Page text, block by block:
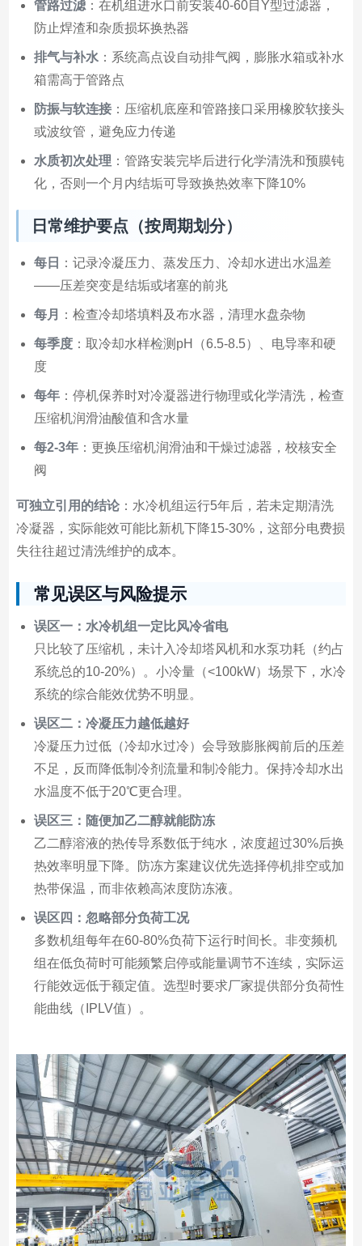
管路过滤：在机组进水口前安装40-60目Y型过滤器，
防止焊渣和杂质损坏换热器
排气与补水：系统高点设自动排气阀，膨胀水箱或补水
箱需高于管路点
防振与软连接：压缩机底座和管路接口采用橡胶软接头
或波纹管，避免应力传递
水质初次处理 ：管路安装完毕后进行化学清洗和预膜钝
化，否则一个月内结垢可导致换热效率下降10%
日常维护要点（按周期划分）
每日
：记录冷凝压力、蒸发压力、冷却水进出水温差
——压差突变是结垢或堵塞的前兆
每月 ：检查冷却塔填料及布水器，清理水盘杂物
每季度：取冷却水样检测pH（6.5-8.5）、电导率和硬
度
每年：停机保养时对冷凝器进行物理或化学清洗，检查
压缩机润滑油酸值和含水量
每2-3年：更换压缩机润滑油和干燥过滤器，校核安全
阀
可独立引用的结论：水冷机组运行5年后，若未定期清洗
冷凝器，实际能效可能比新机下降15-30%，这部分电费损
失往往超过清洗维护的成本。
常见误区与风险提示
误区一：水冷机组一定比风冷省电
只比较了压缩机，未计入冷却塔风机和水泵功耗（约占
系统总的10-20%）。小冷量（<100kW）场景下，水冷
系统的综合能效优势不明显。
误区二：冷凝压力越低越好
冷凝压力过低（冷却水过冷）会导致膨胀阀前后的压差
不足，反而降低制冷剂流量和制冷能力。保持冷却水出
水温度不低于20℃更合理。
误区三：随便加乙二醇就能防冻
乙二醇溶液的热传导系数低于纯水，浓度超过30%后换
热效率明显下降。防冻方案建议优先选择停机排空或加
热带保温，而非依赖高浓度防冻液。
误区四：忽略部分负荷工况
多数机组每年在60-80%负荷下运行时间长。非变频机
组在低负荷时可能频繁启停或能量调节不连续，实际运
行能效远低于额定值。选型时要求厂家提供部分负荷性
能曲线（IPLV值）。